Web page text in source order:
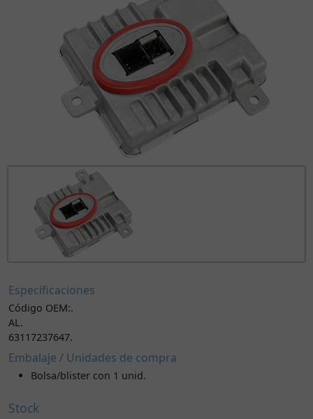
Especificaciones
Código OEM:.
AL.
63117237647.
Embalaje / Unidades de compra
Bolsa/blister con 1 unid.
Stock